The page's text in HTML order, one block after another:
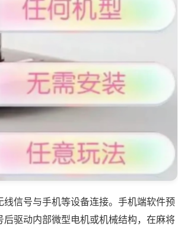
信号与手机等设备连接。手机端软件预
驱动内部微型电机或机械结构，在麻将